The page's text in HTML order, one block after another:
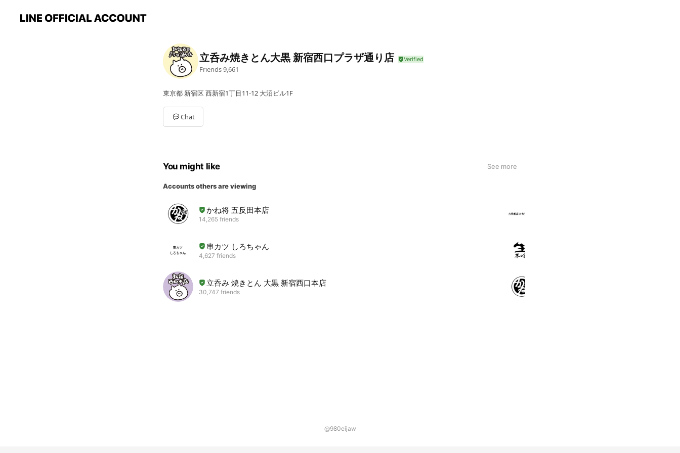
立呑み焼きとん大黒 新宿西口プラザ通り店
Friends9,661
東京都 新宿区 西新宿1丁目11-12 大沼ビル1F
Chat
You might like See more
Accounts others are viewing
かね将 五反田本店
14,265 friends
串カツ しろちゃん
4,627 friends
立呑み 焼きとん 大黒 新宿西口本店
30,747 friends
@980eijaw